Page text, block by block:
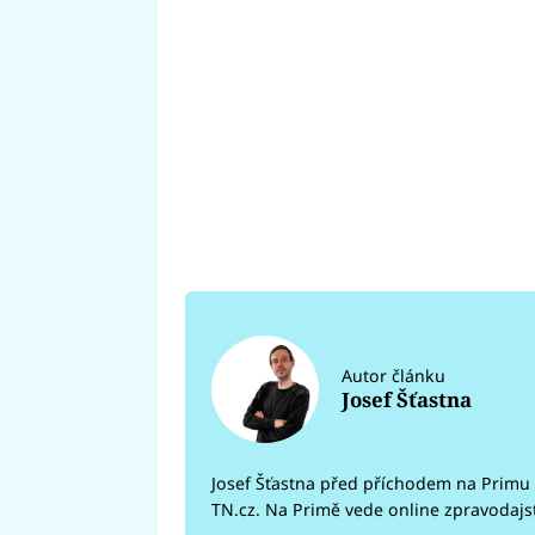
Autor článku
Josef Šťastna
Josef Šťastna před příchodem na
TN.cz. Na Primě vede online